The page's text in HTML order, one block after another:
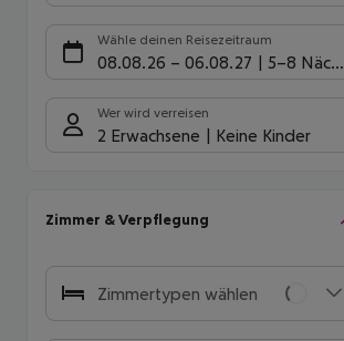
Wähle deinen Reisezeitraum
08.08.26 – 06.08.27 5-8 Nächte
Wer wird verreisen
2 Erwachsene Keine Kinder
Zimmer & Verpflegung
Zimmertypen wählen